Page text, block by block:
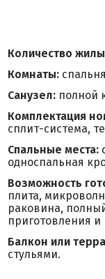
Количество
Комнаты:
Санузел: полной
Комплектация
сплит-система,
Спальные места:
односпальная
Возможность
плита,
раковина,
приготовления
Балкон или
стульями.